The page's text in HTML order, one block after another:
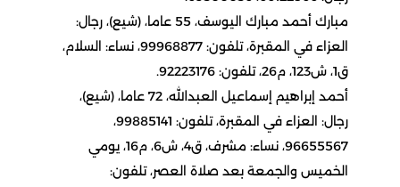
مبارك أحمد مبارك اليوسف، 55 عاما، (شيع)، رجال:
العزاء في المقبرة، تلفون: 99968877، نساء: السلام،
ق1، ش123، م26، تلفون: 92223176.
أحمد إبراهيم إسماعيل العبدالله، 72 عاما، (شيع)،
رجال: العزاء في المقبرة، تلفون: 99885141،
96655567، نساء: مشرف، ق4، ش6، م16، يومي
الخميس والجمعة بعد صلاة العصر، تلفون: